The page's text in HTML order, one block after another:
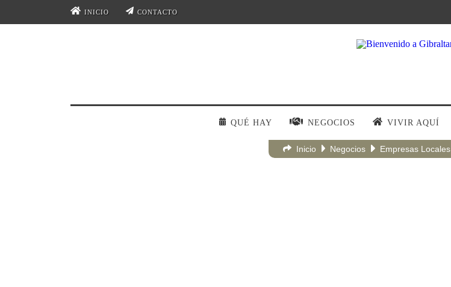
INICIO CONTACTO
QUÉ HAY NEGOCIOS VIVIR AQUÍ
Inicio Negocios Empresas Locales